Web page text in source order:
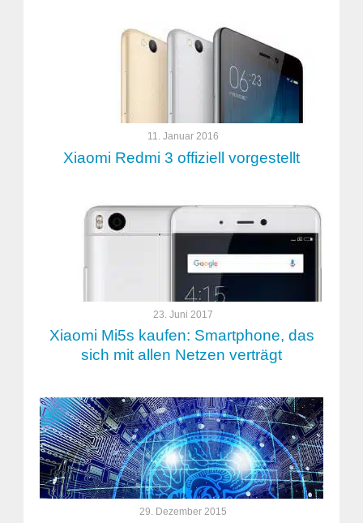
11. Januar 2016
Xiaomi Redmi 3 offiziell vorgestellt
23. Juni 2017
Xiaomi Mi5s kaufen: Smartphone, das
sich mit allen Netzen verträgt
29. Dezember 2015